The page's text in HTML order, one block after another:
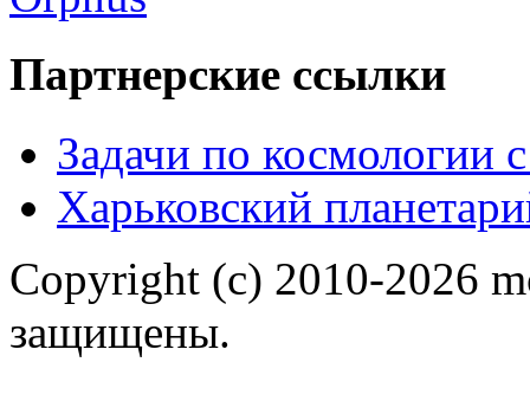
Партнерские ссылки
Задачи по космологии
Харьковский
Copyright (c) 2010-2026
защищены.